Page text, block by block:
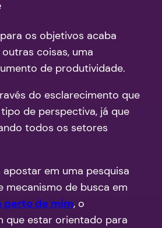
os objetivos acaba
coisas, uma
de produtividade.
do esclarecimento que
de perspectiva, já que
todos os setores
apostar em uma pesquisa
mecanismo de busca em
perto de mim, o
que estar orientado para